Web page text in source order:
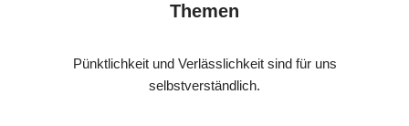
Themen
Pünktlichkeit und Verlässlichkeit sind für uns
selbstverständlich.